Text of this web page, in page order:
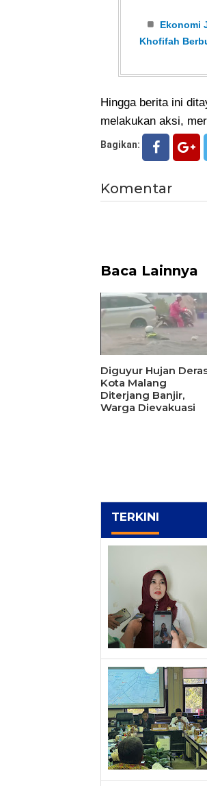
Ekonomi
Khofifah
Hingga berita ini
melakukan aksi,
Bagikan:
Komentar
Baca Lainnya
Diguyur Hujan
Kota Malang
Diterjang Banjir,
Warga Dievakuasi
TERKINI